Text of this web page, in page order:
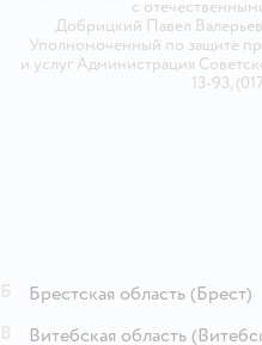
с
Добрицкий Павел
Уполномоченный по защите
и услуг Администрация
13-93,
Брестская область (Брест)
Витебская область